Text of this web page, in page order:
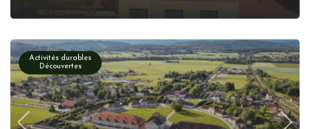
Activités durables
Découvertes